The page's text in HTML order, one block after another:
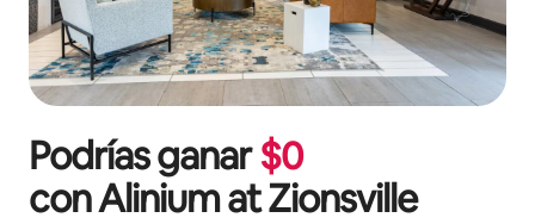
Podrías ganar$0
conAlinium at Zionsville